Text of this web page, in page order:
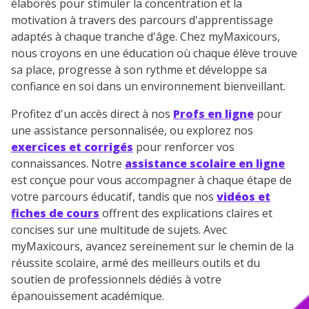
élaborés pour stimuler la concentration et la
motivation à travers des parcours d'apprentissage
adaptés à chaque tranche d'âge. Chez myMaxicours,
nous croyons en une éducation où chaque élève trouve
sa place, progresse à son rythme et développe sa
confiance en soi dans un environnement bienveillant.
Profitez d'un accès direct à nos Profs en ligne pour
une assistance personnalisée, ou explorez nos
exercices et corrigés pour renforcer vos
connaissances. Notre assistance scolaire en ligne
est conçue pour vous accompagner à chaque étape de
votre parcours éducatif, tandis que nos vidéos et
fiches de cours offrent des explications claires et
concises sur une multitude de sujets. Avec
myMaxicours, avancez sereinement sur le chemin de la
réussite scolaire, armé des meilleurs outils et du
soutien de professionnels dédiés à votre
épanouissement académique.